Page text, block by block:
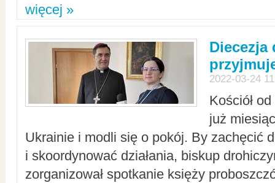
więcej »
Diecezja
2022-03-24
Kościół
już
Ukrainie i modli się o pokój. By zachęcić
i skoordynować działania, biskup
zorganizował spotkanie księży